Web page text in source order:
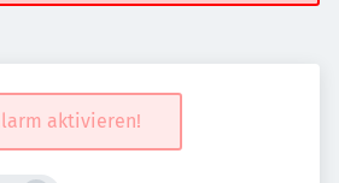
aktivieren!